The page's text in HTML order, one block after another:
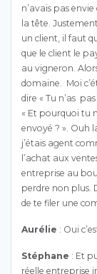
n’avais pas
la tête.
un client, il faut
que le client le
au vigneron.
domaine. Moi
dire « Tu n’as
« Et pourquoi tu
envoyé ? ». Ouh
j’étais agent
l’achat aux
entreprise au
perdre non plus.
de te filer une
Aurélie : Oui
Stéphane : Et
réelle entreprise